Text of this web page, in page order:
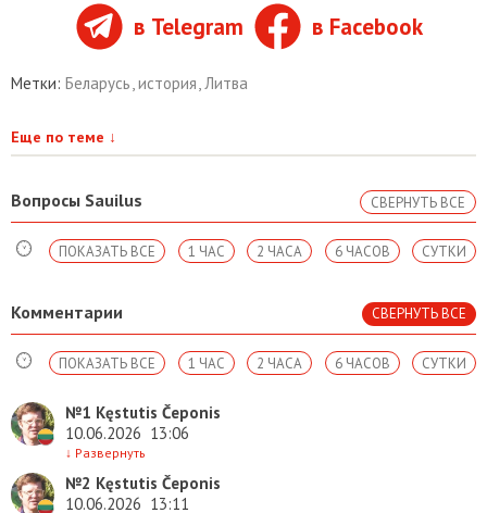
в Telegram в Facebook
Метки: Беларусь,история,Литва
Еще по теме ↓
Вопросы Sauilus СВЕРНУТЬ ВСЕ
СУТКИ
6 ЧАСОВ
2 ЧАСА
1 ЧАС
ПОКАЗАТЬ ВСЕ
Комментарии СВЕРНУТЬ ВСЕ
СУТКИ
6 ЧАСОВ
2 ЧАСА
1 ЧАС
ПОКАЗАТЬ ВСЕ
№1 Kęstutis Čeponis
10.06.2026 13:06
↓ Развернуть
№2 Kęstutis Čeponis
10.06.2026 13:11